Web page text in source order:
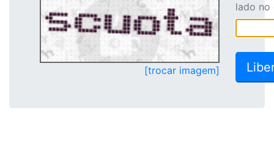
[trocar imagem]
lado no